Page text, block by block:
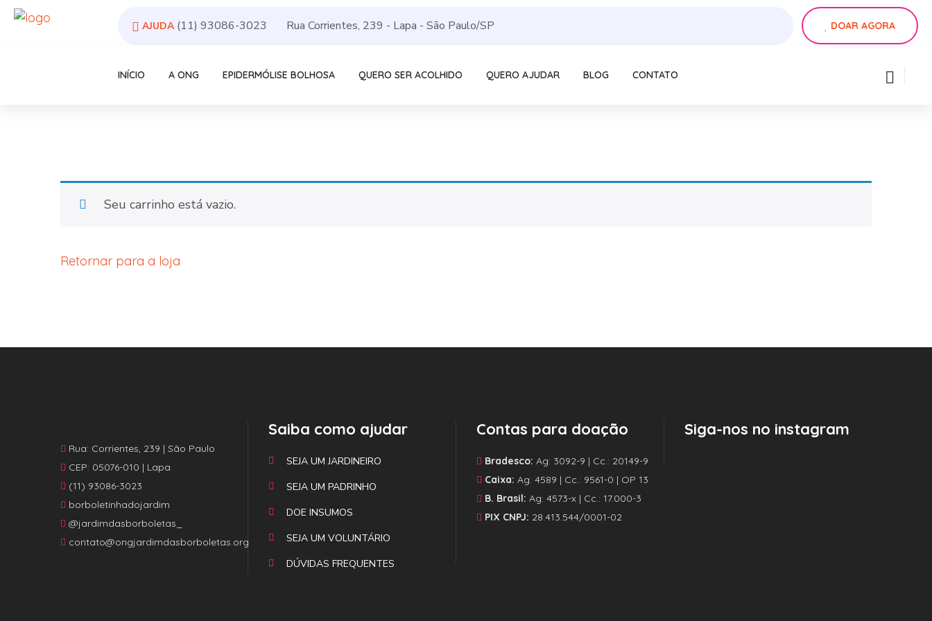
AJUDA (11) 93086-3023 Rua Corrientes, 239 - Lapa - São Paulo/SP DOAR AGORA
INÍCIO A ONG EPIDERMÓLISE BOLHOSA QUERO SER ACOLHIDO QUERO AJUDAR BLOG CONTATO
Seu carrinho está vazio.
Retornar para a loja
Rua: Corrientes, 239 | São Paulo
CEP: 05076-010 | Lapa
(11) 93086-3023
borboletinhadojardim
@jardimdasborboletas_
contato@ongjardimdasborboletas.org
Saiba como ajudar
SEJA UM JARDINEIRO
SEJA UM PADRINHO
DOE INSUMOS
SEJA UM VOLUNTÁRIO
DÚVIDAS FREQUENTES
Contas para doação
Bradesco: Ag: 3092-9 | Cc.: 20149-9
Caixa: Ag: 4589 | Cc.: 9561-0 | OP 13
B. Brasil: Ag: 4573-x | Cc.: 17.000-3
PIX CNPJ: 28.413.544/0001-02
Siga-nos no instagram